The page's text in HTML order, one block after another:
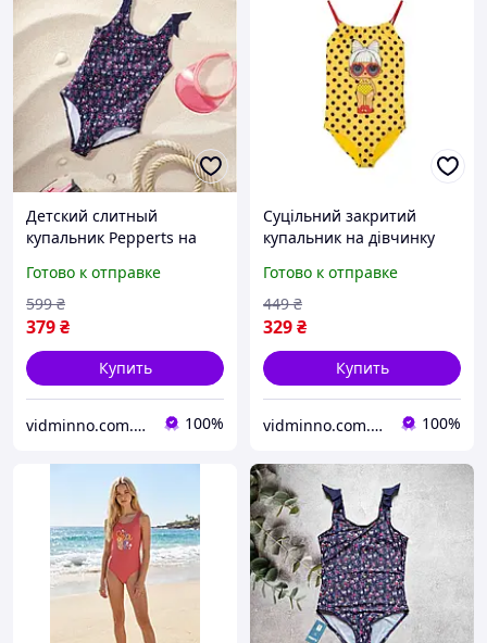
Детский слитный
купальник Pepperts на
лет
Готово к отправке
379₴
599 ₴
Купить
vidminno.com.ua - відмінний одяг для всієї родини 100%
Cуцільний закритий
купальник на дівчинку
років, LOL
Готово к отправке
329₴
449 ₴
Купить
vidminno.com.ua - відмінний одяг для всієї родини 100%